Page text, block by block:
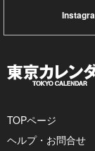
TOPページ
ヘルプ・お問合せ